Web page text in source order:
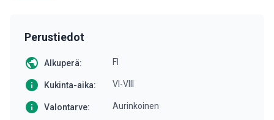
Perustiedot
public Alkuperä: FI
info Kukinta-aika: VI-VIII
info Valontarve: Aurinkoinen